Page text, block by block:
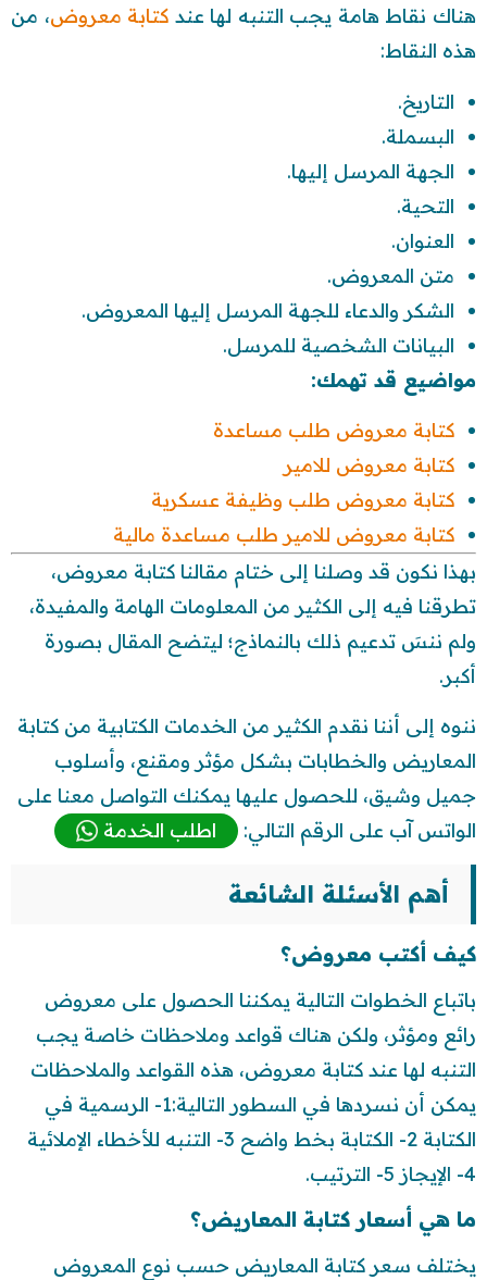
هناك نقاط هامة يجب التنبه لها عند كتابة معروض، من
هذه النقاط:
التاريخ.
البسملة.
الجهة المرسل إليها.
التحية.
العنوان.
متن المعروض.
الشكر والدعاء للجهة المرسل إليها المعروض.
البيانات الشخصية للمرسل.
مواضيع قد تهمك:
كتابة معروض طلب مساعدة
كتابة معروض للامير
كتابة معروض طلب وظيفة عسكرية
كتابة معروض للامير طلب مساعدة مالية
بهذا نكون قد وصلنا إلى ختام مقالنا كتابة معروض،
تطرقنا فيه إلى الكثير من المعلومات الهامة والمفيدة،
ولم ننسَ تدعيم ذلك بالنماذج؛ ليتضح المقال بصورة
أكبر.
ننوه إلى أننا نقدم الكثير من الخدمات الكتابية من كتابة
المعاريض والخطابات بشكل مؤثر ومقنع، وأسلوب
جميل وشيق، للحصول عليها يمكنك التواصل معنا على
الواتس آب على الرقم التالي:
اطلب الخدمة
أهم الأسئلة الشائعة
كيف أكتب معروض؟
باتباع الخطوات التالية يمكننا الحصول على معروض
رائع ومؤثر، ولكن هناك قواعد وملاحظات خاصة يجب
التنبه لها عند كتابة معروض، هذه القواعد والملاحظات
يمكن أن نسردها في السطور التالية:1- الرسمية في
الكتابة 2- الكتابة بخط واضح 3- التنبه للأخطاء الإملائية
4- الإيجاز 5- الترتيب.
ما هي أسعار كتابة المعاريض؟
يختلف سعر كتابة المعاريض حسب نوع المعروض